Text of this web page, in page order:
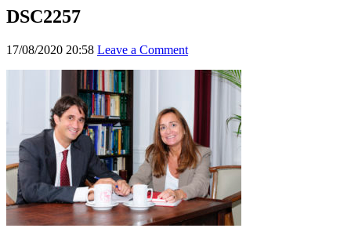
DSC2257
17/08/2020 20:58 Leave a Comment